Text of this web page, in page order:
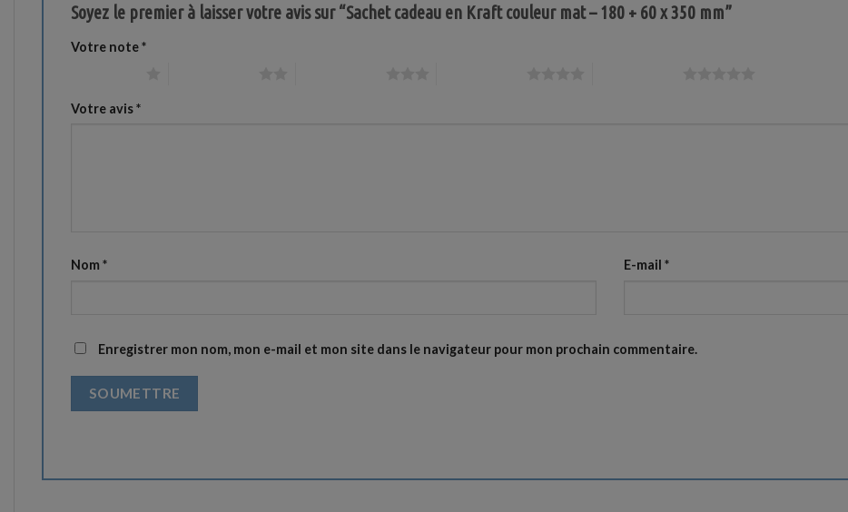
Soyez le premier à laisser votre avis sur “Sachet cadeau en Kraft couleur mat – 180 + 60 x 350 mm”
Votre note*
Votre avis*
Nom * E-mail *
Enregistrer mon nom, mon e-mail et mon site dans le navigateur pour mon prochain commentaire.